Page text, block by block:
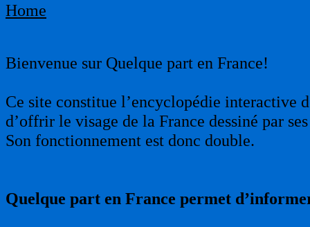
Home
Bienvenue sur Quelque part en France!
Ce site constitue l’encyclopédie interactive
d’offrir le visage de la France dessiné par
Son fonctionnement est donc double.
Quelque part en France permet